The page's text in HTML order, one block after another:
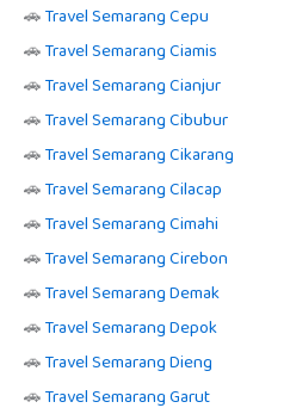
🚗Travel Semarang Cepu
🚗Travel Semarang Ciamis
🚗Travel Semarang Cianjur
🚗Travel Semarang Cibubur
🚗Travel Semarang Cikarang
🚗Travel Semarang Cilacap
🚗Travel Semarang Cimahi
🚗Travel Semarang Cirebon
🚗Travel Semarang Demak
🚗Travel Semarang Depok
🚗Travel Semarang Dieng
🚗Travel Semarang Garut